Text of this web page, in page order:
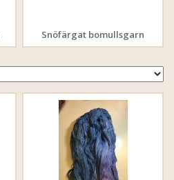
Snöfärgat bomullsgarn